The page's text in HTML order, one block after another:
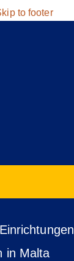
to footer
in Malta